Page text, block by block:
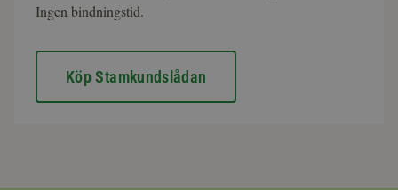
Ingen bindningstid.
Köp Stamkundslådan